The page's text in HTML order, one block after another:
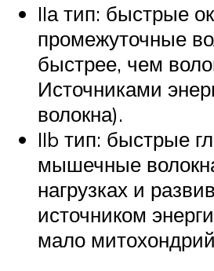
IIа тип: быстрые
промежуточные
быстрее, чем
Источниками
волокна).
IIb тип: быстрые
мышечные
нагрузках и
источником
мало